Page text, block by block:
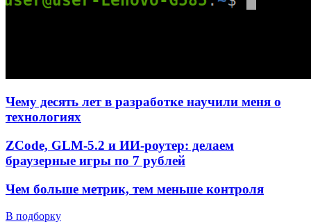
Чему десять лет в разработке научили меня о
технологиях
ZCode, GLM-5.2 и ИИ-роутер: делаем
браузерные игры по 7 рублей
Чем больше метрик, тем меньше контроля
В подборку